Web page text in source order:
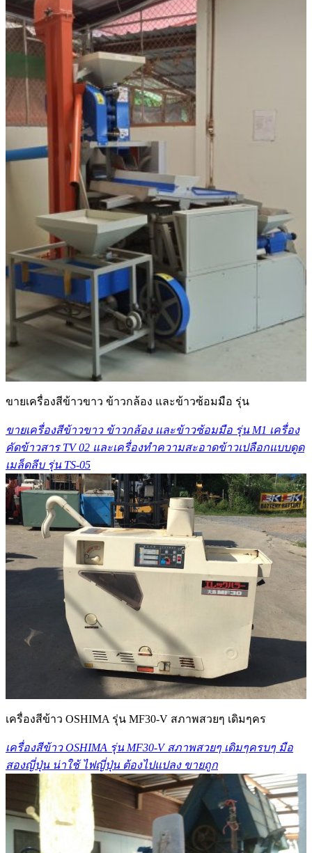
ขายเครื่องสีข้าวขาว ข้าวกล้อง และข้าวซ้อมมือ รุ่น
ขายเครื่องสีข้าวขาว ข้าวกล้อง และข้าวซ้อมมือ รุ่น M1 เครื่อง
คัดข้าวสาร TV 02 และเครื่องทำความสะอาดข้าวเปลือกแบบดูด
เมล็ดลีบ รุ่น TS-05
เครื่องสีข้าว OSHIMA รุ่น MF30-V สภาพสวยๆ เดิมๆคร
เครื่องสีข้าว OSHIMA รุ่น MF30-V สภาพสวยๆ เดิมๆครบๆ มือ
สองญี่ปุ่น น่าใช้ ไฟญี่ปุ่น ต้องไปแปลง ขายถูก